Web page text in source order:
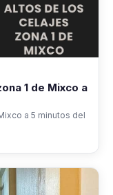
1 de Mixco a
a 5 minutos del